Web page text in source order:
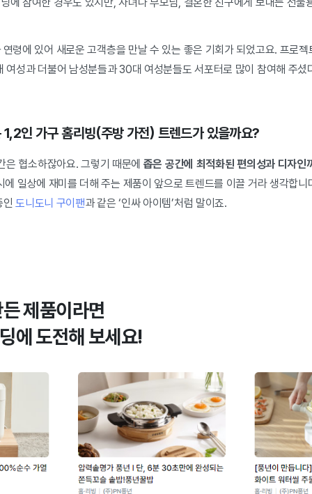
령에 있어 새로운 고객층을 만날 수 있는 좋은 기회가 되었고요. 프로
성과 더불어 남성분들과 30대 여성분들도 서포터로 많이 참여해 주셨
인 가구 홈리빙(주방 가전) 트렌드가 있을까요?
은 협소하잖아요. 그렇기 때문에 좁은 공간에 최적화된 편의성과 디자인
에 일상에 재미를 더해 주는 제품이 앞으로 트렌드를 이끌 거라 생각합
인 도니도니 구이팬과 같은 ‘인싸 아이템’처럼 말이죠.
제품이라면
에 도전해 보세요!